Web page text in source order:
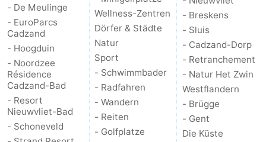
- De Meulinge
- EuroParcs
Cadzand
- Hoogduin
- Noordzee
Résidence
Cadzand-Bad
- Resort
Nieuwvliet-Bad
- Schoneveld
Wellness-Zentren
Dörfer & Städte
Natur
Sport
- Schwimmbader
- Radfahren
- Wandern
- Reiten
- Golfplatze
- Breskens
- Sluis
- Cadzand-Dorp
- Retranchement
- Natur Het Zwin
Westflandern
- Brügge
- Gent
Die Küste